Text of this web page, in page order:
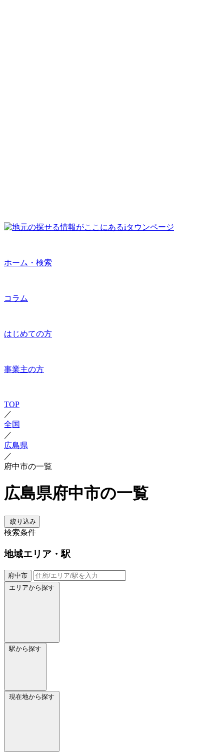
ホーム・検索
コラム
はじめての方
事業主の方
TOP
／
全国
／
広島県
／
府中市の一覧
広島県府中市の一覧
絞り込み
検索条件
地域エリア・駅
府中市
エリアから探す
駅から探す
現在地から探す